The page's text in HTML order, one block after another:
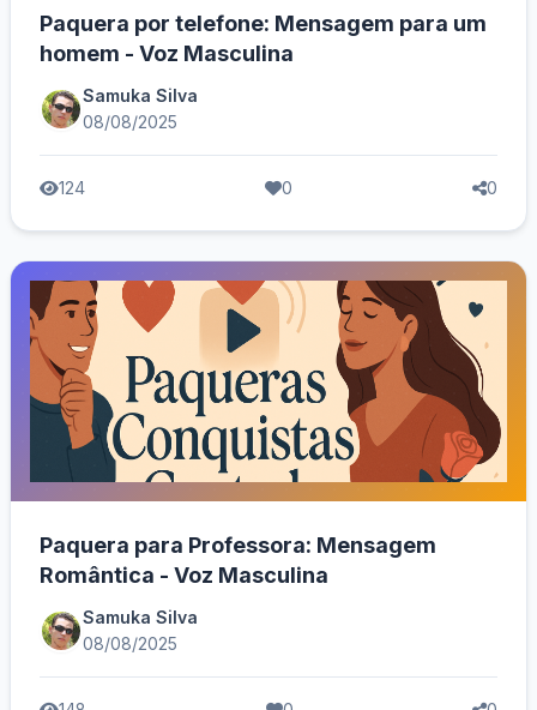
Paquera por telefone: Mensagem para um
homem - Voz Masculina
Samuka Silva
08/08/2025
124 0 0
Paquera para Professora: Mensagem
Romântica - Voz Masculina
Samuka Silva
08/08/2025